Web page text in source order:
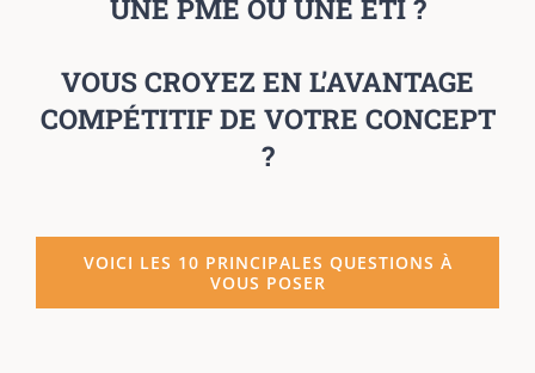
UNE PME OU UNE ETI ?
VOUS CROYEZ EN L’AVANTAGE
COMPÉTITIF DE VOTRE CONCEPT
?
VOICI LES 10 PRINCIPALES QUESTIONS À
VOUS POSER